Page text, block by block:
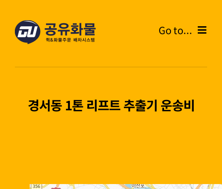
Go to...
경서동 1톤 리프트 추출기 운송비